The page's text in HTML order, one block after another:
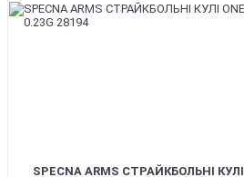
SPECNA ARMS СТРАЙКБОЛЬНІ КУЛІ